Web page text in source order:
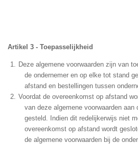
Artikel 3 - Toepasselijkheid
Deze algemene voorwaarden zijn van
de ondernemer en op elke tot stand
afstand en bestellingen tussen
Voordat de overeenkomst op afstand
van deze algemene voorwaarden
gesteld. Indien dit redelijkerwijs niet
overeenkomst op afstand wordt
de algemene voorwaarden bij de